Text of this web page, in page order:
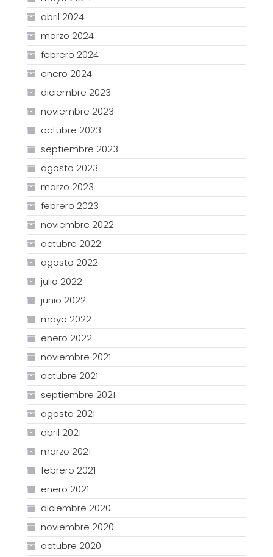
abril 2024
marzo 2024
febrero 2024
enero 2024
diciembre 2023
noviembre 2023
octubre 2023
septiembre 2023
agosto 2023
marzo 2023
febrero 2023
noviembre 2022
octubre 2022
agosto 2022
julio 2022
junio 2022
mayo 2022
enero 2022
noviembre 2021
octubre 2021
septiembre 2021
agosto 2021
abril 2021
marzo 2021
febrero 2021
enero 2021
diciembre 2020
noviembre 2020
octubre 2020